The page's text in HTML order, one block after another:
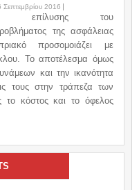
Σεπτεμβρίου 2016
επίλυσης του
της ασφάλειας
προσομοιάζει με
Το αποτέλεσμα όμως
και την ικανότητα
τους στην τράπεζα των
το κόστος και το όφελος